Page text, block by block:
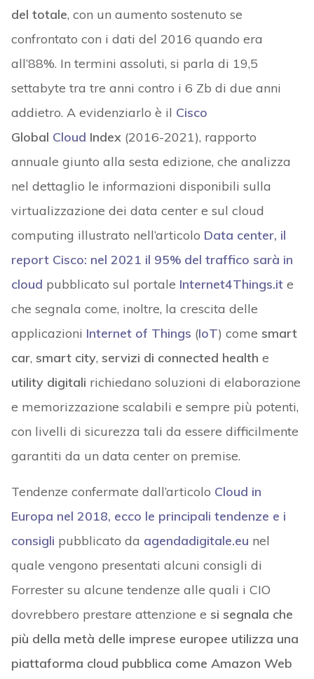
del totale, con un aumento sostenuto se
confrontato con i dati del 2016 quando era
all’88%. In termini assoluti, si parla di 19,5
settabyte tra tre anni contro i 6 Zb di due anni
addietro. A evidenziarlo è il Cisco
Global Cloud Index(2016-2021), rapporto
annuale giunto alla sesta edizione, che analizza
nel dettaglio le informazioni disponibili sulla
virtualizzazione dei data center e sul cloud
computing illustrato nell’articolo Data center, il
report Cisco: nel 2021 il 95% del traffico sarà in
cloud pubblicato sul portale Internet4Things.ite
che segnala come, inoltre, la crescita delle
applicazioni Internet of Things (IoT) come smart
car, smart city, servizi di connected health e
utility digitali richiedano soluzioni di elaborazione
e memorizzazione scalabili e sempre più potenti,
con livelli di sicurezza tali da essere difficilmente
garantiti da un data center on premise.
Tendenze confermate dall’articolo Cloud in
Europa nel 2018, ecco le principali tendenze e i
consigli pubblicato da agendadigitale.eu nel
quale vengono presentati alcuni consigli di
Forrester su alcune tendenze alle quali i CIO
dovrebbero prestare attenzione e si segnala che
più della metà delle imprese europee utilizza una
piattaforma cloud pubblica come Amazon Web